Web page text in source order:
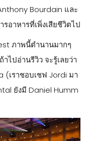
Bourdain และ
อาหารที่เพิ่งเสียชีวิตไป
ภาพนี้ตำนานมากๆ
ไปอ่านรีวิว จะรู้เลยว่า
(เราชอบเชฟ Jordi มา
ยังมี Daniel Humm